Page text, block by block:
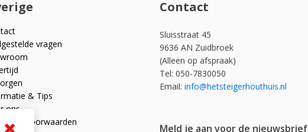
vragen
& Tips
ons
voorwaarden
Contact
Sluisstraat 45
9636 AN Zuidbroek
(Alleen op afspraak)
Tel: 050-7830050
Email: info@hetsteigerhouthuis.nl
Meld je aan voor de nieuwsbrief